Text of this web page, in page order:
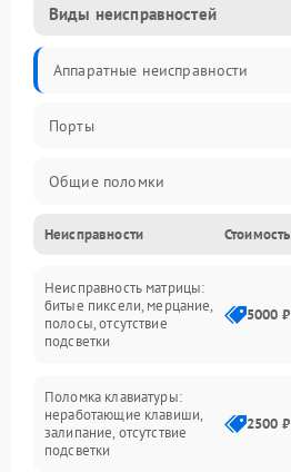
Виды неисправностей
Аппаратные неисправности
Порты
Общие поломки
Устройства
Программные ошибки
Электрические и системные сбои
Интерфейсные проблемы
Батарея
Неисправности Стоимость
Неисправность матрицы:
битые пиксели, мерцание,
полосы, отсутствие
подсветки
5000 ₽
Поломка клавиатуры:
неработающие клавиши,
залипание, отсутствие
подсветки
2500 ₽